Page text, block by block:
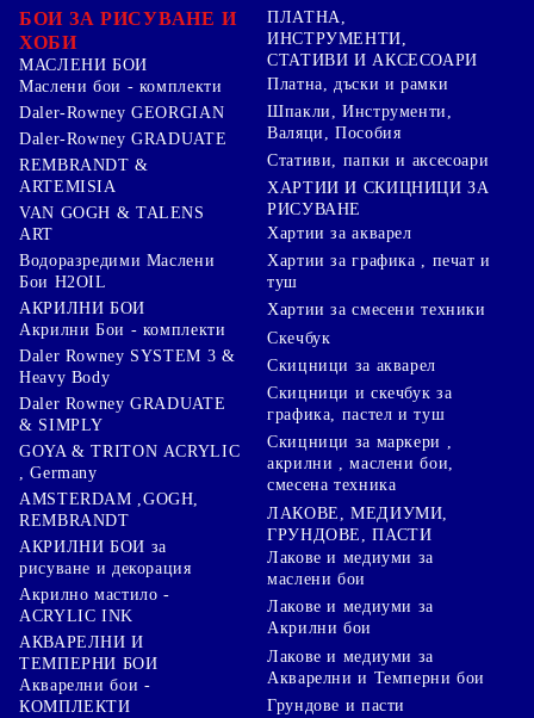
БОИ ЗА РИСУВАНЕ И
ХОБИ
МАСЛЕНИ БОИ
Маслени бои - комплекти
Daler-Rowney GEORGIAN
Daler-Rowney GRADUATE
REMBRANDT &
ARTEMISIA
VAN GOGH & TALENS
ART
Водоразредими Маслени
Бои H2OIL
АКРИЛНИ БОИ
Акрилни Бои - комплекти
Daler Rowney SYSTEM 3 &
Heavy Body
Daler Rowney GRADUATE
& SIMPLY
GOYA & TRITON АCRYLIC
, Germany
AMSTERDAM ,GOGH,
REMBRANDT
АКРИЛНИ БОИ за
рисуване и декорация
Акрилно мастило -
ACRYLIC INK
АКВАРЕЛНИ И
ТЕМПЕРНИ БОИ
Акварелни бои -
КОМПЛЕКТИ
ПЛАТНА,
ИНСТРУМЕНТИ,
СТАТИВИ И АКСЕСОАРИ
Платна, дъски и рамки
Шпакли, Инструменти,
Валяци, Пособия
Стативи, папки и аксесоари
ХАРТИИ И СКИЦНИЦИ ЗА
РИСУВАНЕ
Хартии за акварел
Хартии за графика , печат и
туш
Хартии за смесени техники
Скечбук
Скицници за акварел
Скицници и скечбук за
графика, пастел и туш
Скицници за маркери ,
акрилни , маслени бои,
смесена техника
ЛАКОВЕ, МЕДИУМИ,
ГРУНДОВЕ, ПАСТИ
Лакове и медиуми за
маслени бои
Лакове и медиуми за
Акрилни бои
Лакове и медиуми за
Акварелни и Темперни бои
Грундове и пасти